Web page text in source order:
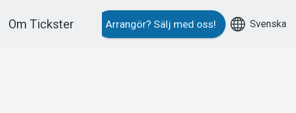
Om Tickster Arrangör? Sälj med oss! Svenska